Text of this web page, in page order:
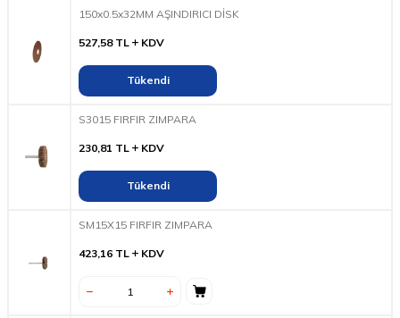
150x0.5x32MM AŞINDIRICI DİSK
527,58TL KDV
Tükendi
S3015 FIRFIR ZIMPARA
230,81 TL KDV
Tükendi
SM15X15 FIRFIR ZIMPARA
423,16 TL KDV